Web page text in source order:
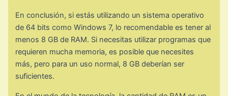
En conclusión, si estás utilizando un sistema operativo
de 64 bits como Windows 7, lo recomendable es tener al
menos 8 GB de RAM. Si necesitas utilizar programas que
requieren mucha memoria, es posible que necesites
más, pero para un uso normal, 8 GB deberían ser
suficientes.